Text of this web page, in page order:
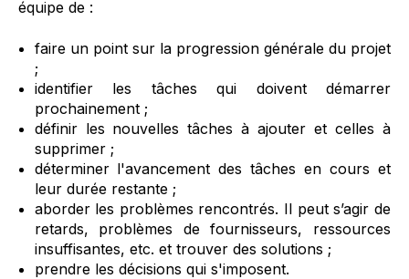
équipe de :
faire un point sur la progression générale du projet
;
identifier les tâches qui doivent démarrer
prochainement ;
définir les nouvelles tâches à ajouter et celles à
supprimer ;
déterminer l'avancement des tâches en cours et
leur durée restante ;
aborder les problèmes rencontrés. Il peut s’agir de
retards, problèmes de fournisseurs, ressources
insuffisantes, etc. et trouver des solutions ;
prendre les décisions qui s'imposent.